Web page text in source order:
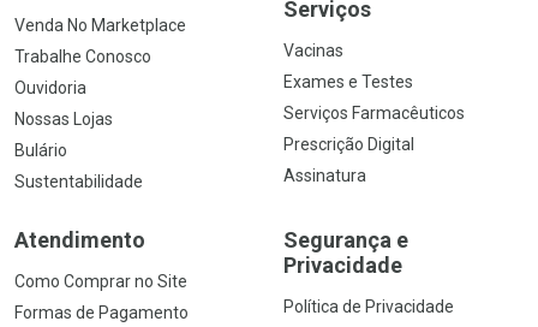
Venda No Marketplace
Trabalhe Conosco
Ouvidoria
Nossas Lojas
Bulário
Sustentabilidade
Serviços
Vacinas
Exames e Testes
Serviços Farmacêuticos
Prescrição Digital
Assinatura
Atendimento
Como Comprar no Site
Formas de Pagamento
Segurança e
Privacidade
Política de Privacidade